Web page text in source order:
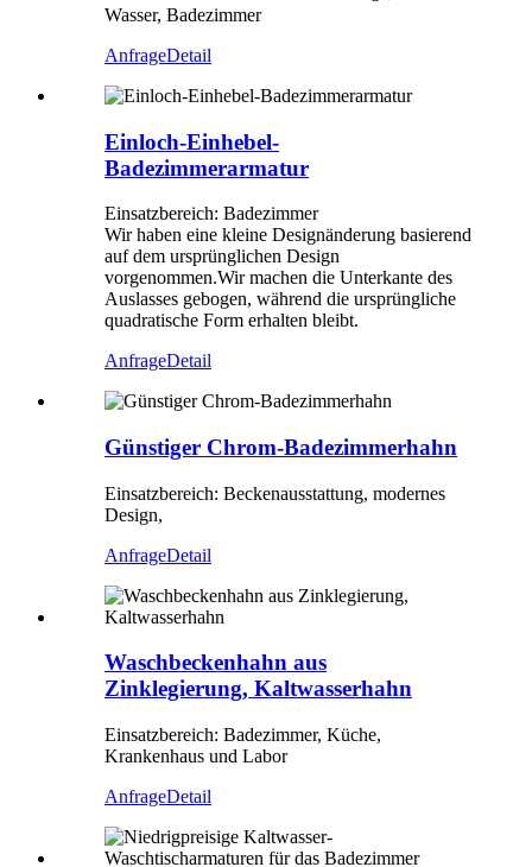
Wasser, Badezimmer
AnfrageDetail
Einloch-Einhebel-
Badezimmerarmatur
Einsatzbereich: Badezimmer
Wir haben eine kleine Designänderung basierend
auf dem ursprünglichen Design
vorgenommen.Wir machen die Unterkante des
Auslasses gebogen, während die ursprüngliche
quadratische Form erhalten bleibt.
AnfrageDetail
Günstiger Chrom-Badezimmerhahn
Einsatzbereich: Beckenausstattung, modernes
Design,
AnfrageDetail
Waschbeckenhahn aus
Zinklegierung, Kaltwasserhahn
Einsatzbereich: Badezimmer, Küche,
Krankenhaus und Labor
AnfrageDetail